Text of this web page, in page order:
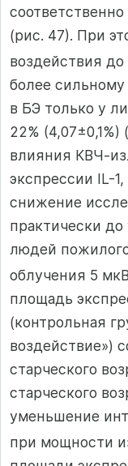
(рис. 47). При
воздействия
более
в БЭ только у
22%
влияния КВЧ-
экспрессии IL-
снижение
практически
людей
облучения 5
площадь
(контрольная
воздействие»)
старческого
старческого
уменьшение
при мощности